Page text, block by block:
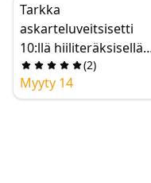
Tarkka
askarteluveitsisetti
10:llä hiiliteräksisellä
terällä -
Askarteluveitsisetti
taiteeseen,
(2)
Myyty 14